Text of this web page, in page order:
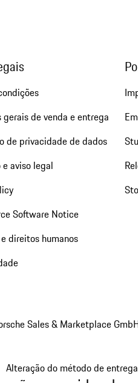
gerais de venda e entrega
de privacidade de dados
aviso legal
Software Notice
direitos humanos
Sales & Marketplace
Alteração do método de entrega